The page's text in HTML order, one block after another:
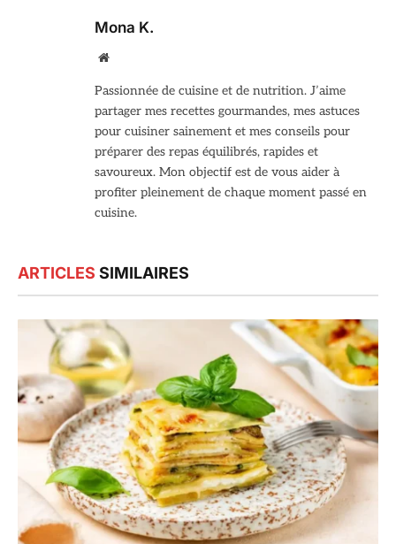
Mona K.
Site
Passionnée de cuisine et de nutrition. J’aime
partager mes recettes gourmandes, mes astuces
pour cuisiner sainement et mes conseils pour
préparer des repas équilibrés, rapides et
savoureux. Mon objectif est de vous aider à
profiter pleinement de chaque moment passé en
cuisine.
ARTICLES SIMILAIRES